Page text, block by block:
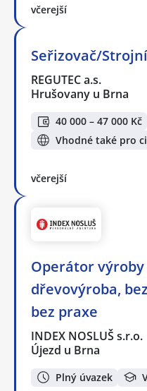
včerejší
Seřizovač/
REGUTEC a.s.
Hrušovany u Brna
40 000 – 47 000 Kč
Vhodné také pro
včerejší
Operátor výroby
dřevovýroba,
bez praxe
INDEX NOSLUŠ s.r.o.
Újezd u Brna
Plný úvazek